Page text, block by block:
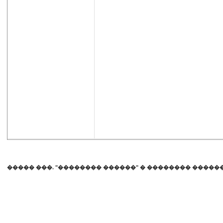
����� ���. "�������� ������"� ��������